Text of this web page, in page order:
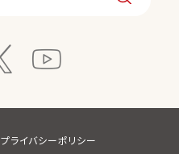
プライバシーポリシー